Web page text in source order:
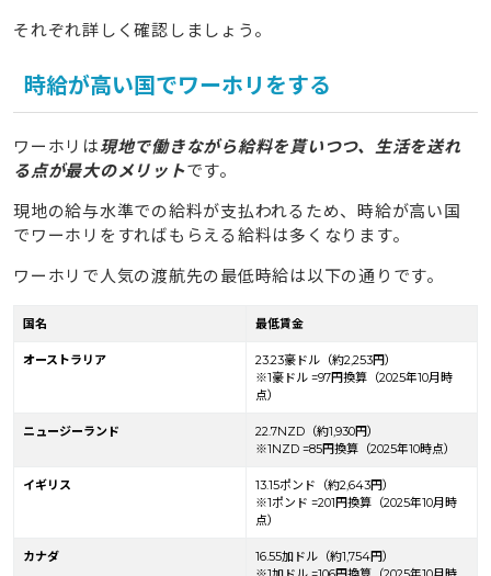
それぞれ詳しく確認しましょう。
時給が高い国でワーホリをする
ワーホリは現地で働きながら給料を貰いつつ、生活を送れ
る点が最大のメリットです。
現地の給与水準での給料が支払われるため、時給が高い国
でワーホリをすればもらえる給料は多くなります。
ワーホリで人気の渡航先の最低時給は以下の通りです。
国名 最低賃金
オーストラリア
23.23豪ドル（約2,253円）
※1豪ドル =97円換算（2025年10月時
点）
ニュージーランド
22.7NZD（約1,930円）
※1NZD =85円換算（2025年10時点）
イギリス
13.15ポンド（約2,643円）
※1ポンド =201円換算（2025年10月時
点）
カナダ
16.55加ドル（約1,754円）